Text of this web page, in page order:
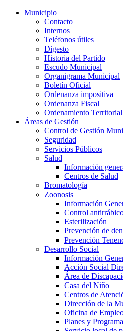
Municipio
Contacto
Internos
Teléfonos útiles
Digesto
Historia del Partido
Escudo Municipal
Organigrama Municipal
Boletín Oficial
Ordenanza impositiva
Ordenanza Fiscal
Ordenamiento Territorial
Áreas de Gestión
Control de Gestión
Seguridad
Servicios Públicos
Salud
Información
Centros de Salud
Bromatología
Zoonosis
Información
Control
Esterilización
Prevención de
Prevención
Desarrollo Social
Información
Acción Social
Área de
Casa del Niño
Centros de
Dirección de la
Oficina de
Planes y